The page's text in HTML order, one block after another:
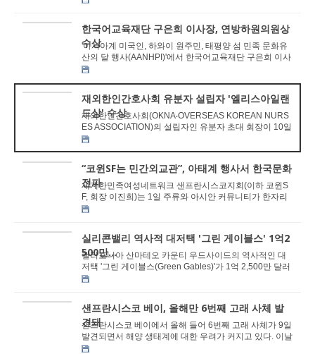
한국어교육재단 구은희 이사장, 연방하원의원상
수상
'아시아계 미국인, 하와이 원주민, 태평양 섬 민족 문화유
산의 달 행사(AANHPI)'에서 한국어교육재단 구은희 이사
장이 한국 문화 알리미로 커뮤니티 리더...
재외한인간호사회 유분자 설립자 '엘리스아일랜
드상' 수상
재외한인간호사회(OKNA⸳OVERSEAS KOREAN NURS
ES ASSOCIATION)의 설립자인 유분자 초대 회장이 10일
미국사회 발전에 공헌한 이민자들에게 수여하는 '엘리스
아...
“코윈SF는 민간외교관”, 아태계 행사서 한국문화
전파
세계한민족여성네트워크 샌프란시스코지회(이하 코윈S
F, 회장 이진희)는 1일 주류와 아시안 커뮤니티가 한자리
에 모이는 ‘아시아태평양계 문화유산 어워드 ...
실리콘밸리 역사적 대저택 '그린 게이블스' 1억2
500만...
캘리포니아 산마테오 카운티 우드사이드의 역사적인 대
저택 '그린 게이블스(Green Gables)'가 1억 2,500만 달러
(9일 기준 2,307억5250만원) 에 다시 매물...
샌프란시스코 베이, 올해만 6번째 고래 사체 발
견돼
샌프란시스코 베이에서 올해 들어 6번째 고래 사체가 9일
발견되면서 해양 생태계에 대한 우려가 커지고 있다. 이날
ABC7 뉴스, 더 오클랜드사이드 등 언론 보도...